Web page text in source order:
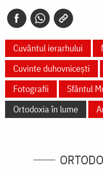
Cuvântul ierarhului
Cuvinte duhovnicești
Fotografii
Sfântul
Ortodoxia în lume